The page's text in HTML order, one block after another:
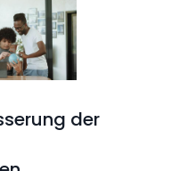
der